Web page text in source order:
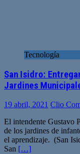
Tecnología
San Isidro:
Jardines
19 abril, 2021 Clio
El intendente Gustavo
de los jardines de
el aprendizaje. (San
San […]